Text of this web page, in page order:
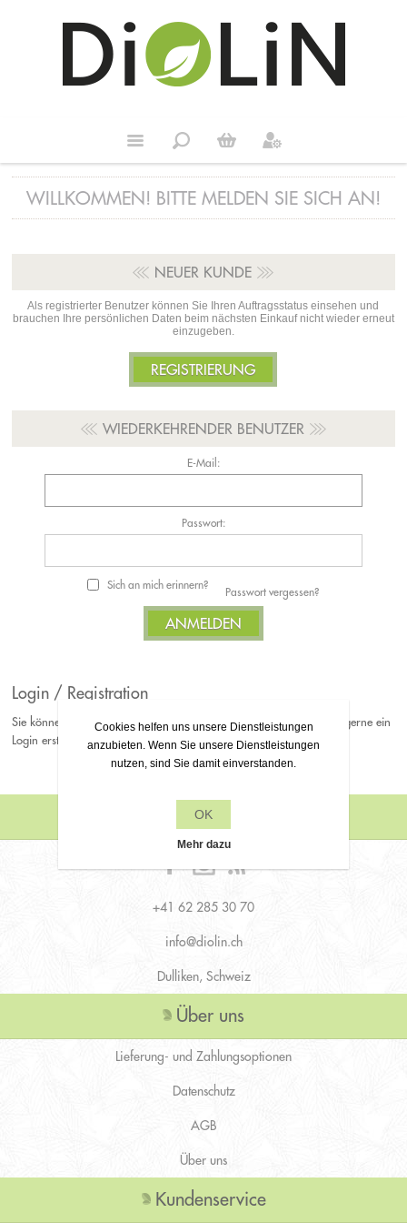
WILLKOMMEN! BITTE MELDEN SIE SICH AN!
NEUER KUNDE
Als registrierter Benutzer können Sie Ihren Auftragsstatus einsehen und
brauchen Ihre persönlichen Daten beim nächsten Einkauf nicht wieder erneut
einzugeben.
WIEDERKEHRENDER BENUTZER
E-Mail:
Passwort:
Sich an mich erinnern?
Passwort vergessen?
Login / Registration
Sie können Ihre Bestellungen jederzeit als Gast platzieren. Falls Sie gerne ein
Login erstellen möchten, können Sie sich gerne bei uns Registrieren.
Kontaktiere uns
+41 62 285 30 70
info@diolin.ch
Dulliken, Schweiz
Über uns
Lieferung- und Zahlungsoptionen
Datenschutz
AGB
Über uns
Kundenservice
Cookies helfen uns unsere Dienstleistungen
anzubieten. Wenn Sie unsere Dienstleistungen
nutzen, sind Sie damit einverstanden.
OK
Mehr dazu